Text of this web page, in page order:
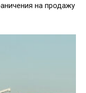
на продажу